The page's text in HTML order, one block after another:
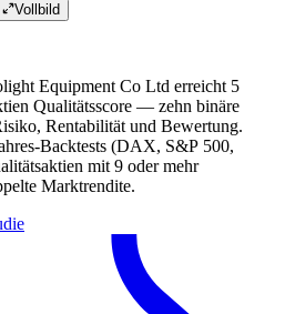
Vollbild
Equipment Co Ltd erreicht 5
Qualitätsscore — zehn binäre
Rentabilität und Bewertung.
Backtests (DAX, S&P 500,
mit 9 oder mehr
Marktrendite.